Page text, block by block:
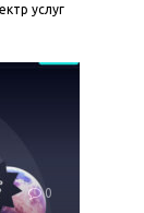
услуг
0